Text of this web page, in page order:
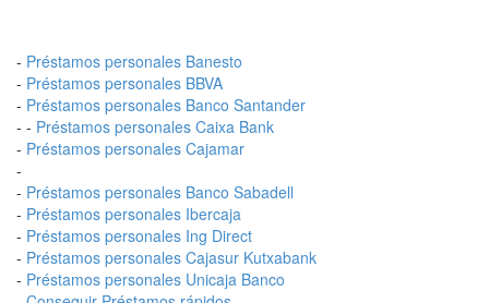
- Préstamos personales Banesto
- Préstamos personales BBVA
- Préstamos personales Banco Santander
- - Préstamos personales Caixa Bank
- Préstamos personales Cajamar
-
- Préstamos personales Banco Sabadell
- Préstamos personales Ibercaja
- Préstamos personales Ing Direct
- Préstamos personales Cajasur Kutxabank
- Préstamos personales Unicaja Banco